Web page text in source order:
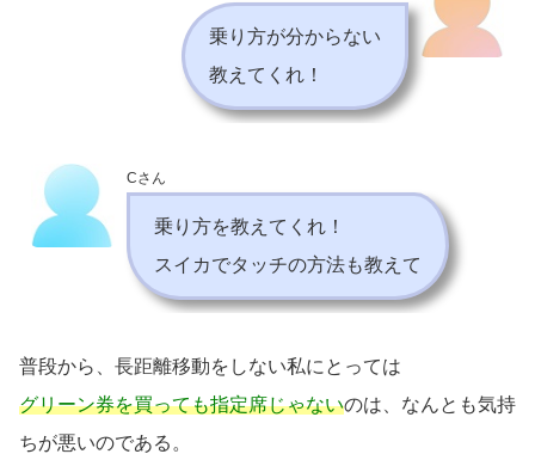
乗り方が分からない
教えてくれ！
Cさん
乗り方を教えてくれ！
スイカでタッチの方法も教えて
普段から、長距離移動をしない私にとっては
グリーン券を買っても指定席じゃないのは、なんとも気持
ちが悪いのである。